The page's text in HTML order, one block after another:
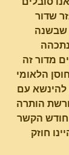
שדור
שבשנה
מדור זה
הלאומי
להינשא עם
הותרה
חודש הקשר
חוזק